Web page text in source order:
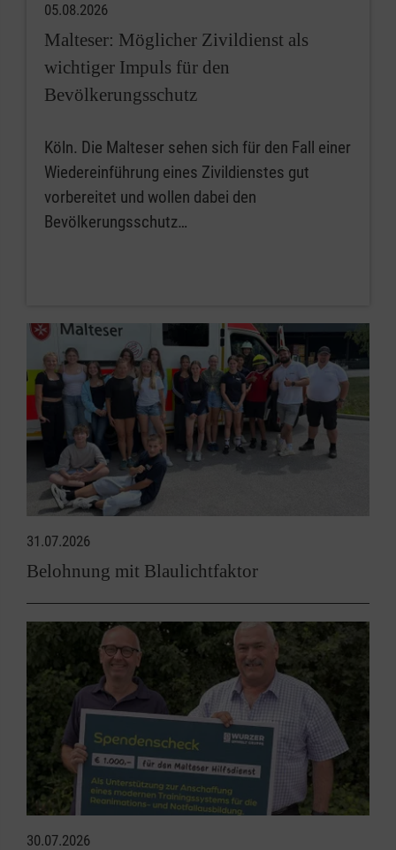
05.08.2026
Malteser: Möglicher Zivildienst als
wichtiger Impuls für den
Bevölkerungsschutz
Köln. Die Malteser sehen sich für den Fall einer
Wiedereinführung eines Zivildienstes gut
vorbereitet und wollen dabei den
Bevölkerungsschutz…
31.07.2026
Belohnung mit Blaulichtfaktor
30.07.2026